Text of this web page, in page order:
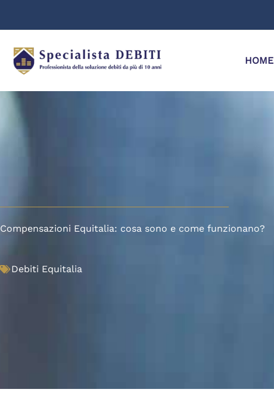
HOME
Compensazioni Equitalia: cosa sono e come funzionano?
Debiti Equitalia